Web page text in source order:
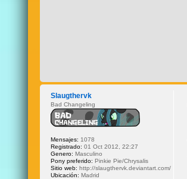
Slaugthervk
Bad Changeling
Mensajes: 1078
Registrado: 01 Oct 2012, 22:27
Genero: Masculino
Pony preferido: Pinkie Pie/Chrysalis
Sitio web: http://slaugthervk.deviantart.com/
Ubicación: Madrid